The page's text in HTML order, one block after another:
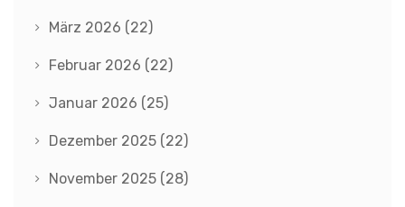
März 2026 (22)
Februar 2026 (22)
Januar 2026 (25)
Dezember 2025 (22)
November 2025 (28)